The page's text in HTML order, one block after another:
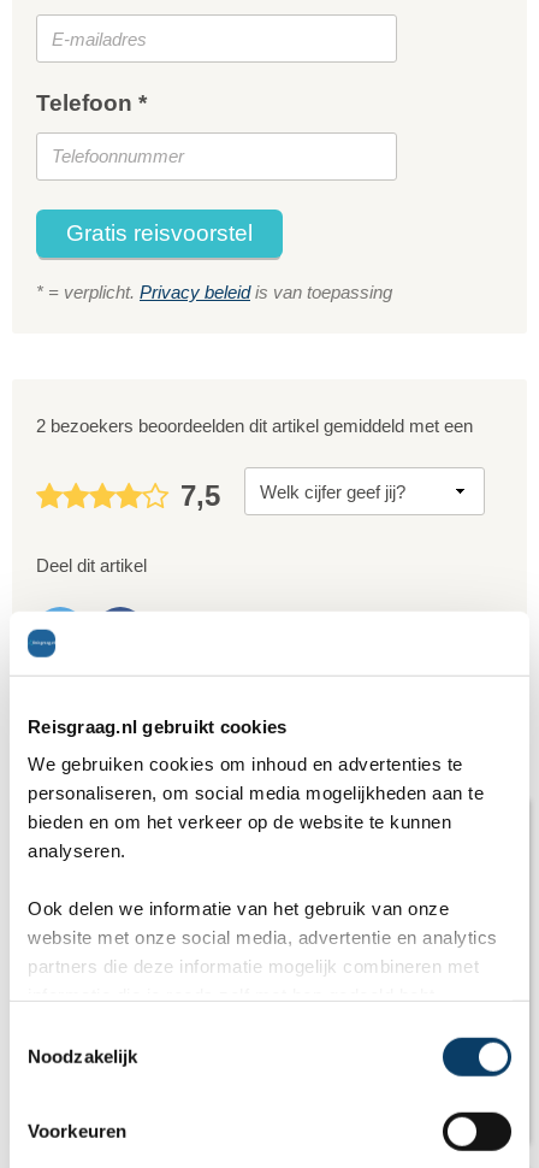
Reisgraag.nl gebruikt cookies
We gebruiken cookies om inhoud en advertenties te
personaliseren, om social media mogelijkheden aan te
bieden en om het verkeer op de website te kunnen
analyseren.
Ook delen we informatie van het gebruik van onze
website met onze social media, advertentie en analytics
partners die deze informatie mogelijk combineren met
Noodzakelijk
Voorkeuren
Telefoon *
Gratis reisvoorstel
* = verplicht. Privacy beleidis van toepassing
2 bezoekers beoordeelden dit artikel gemiddeld met een
7,5
Deel dit artikel
Gerelateerde artikelen
Klimaat Engeland